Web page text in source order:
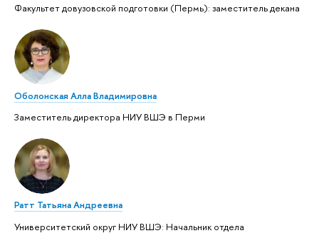
Факультет довузовской подготовки (Пермь): заместитель декана
Оболонская Алла Владимировна
Заместитель директора НИУ ВШЭ в Перми
Ратт Татьяна Андреевна
Университетский округ НИУ ВШЭ: Начальник отдела